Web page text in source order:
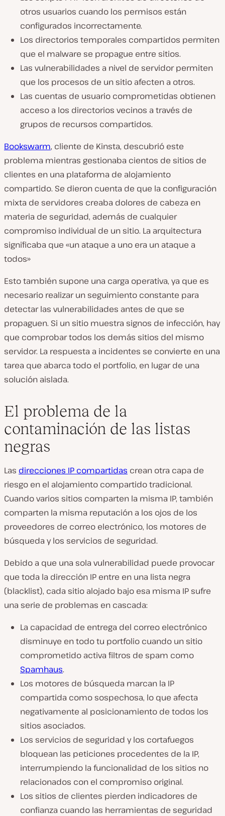
otros usuarios cuando los permisos están
configurados incorrectamente.
Los directorios temporales compartidos permiten
que el malware se propague entre sitios.
Las vulnerabilidades a nivel de servidor permiten
que los procesos de un sitio afecten a otros.
Las cuentas de usuario comprometidas obtienen
acceso a los directorios vecinos a través de
grupos de recursos compartidos.
Bookswarm, cliente de Kinsta, descubrió este
problema mientras gestionaba cientos de sitios de
clientes en una plataforma de alojamiento
compartido. Se dieron cuenta de que la configuración
mixta de servidores creaba dolores de cabeza en
materia de seguridad, además de cualquier
compromiso individual de un sitio. La arquitectura
significaba que «un ataque a uno era un ataque a
todos»
Esto también supone una carga operativa, ya que es
necesario realizar un seguimiento constante para
detectar las vulnerabilidades antes de que se
propaguen. Si un sitio muestra signos de infección, hay
que comprobar todos los demás sitios del mismo
servidor. La respuesta a incidentes se convierte en una
tarea que abarca todo el portfolio, en lugar de una
solución aislada.
El problema de la
contaminación de las listas
negras
Las direcciones IP compartidas crean otra capa de
riesgo en el alojamiento compartido tradicional.
Cuando varios sitios comparten la misma IP, también
comparten la misma reputación a los ojos de los
proveedores de correo electrónico, los motores de
búsqueda y los servicios de seguridad.
Debido a que una sola vulnerabilidad puede provocar
que toda la dirección IP entre en una lista negra
(blacklist), cada sitio alojado bajo esa misma IP sufre
una serie de problemas en cascada:
La capacidad de entrega del correo electrónico
disminuye en todo tu portfolio cuando un sitio
comprometido activa filtros de spam como
Spamhaus.
Los motores de búsqueda marcan la IP
compartida como sospechosa, lo que afecta
negativamente al posicionamiento de todos los
sitios asociados.
Los servicios de seguridad y los cortafuegos
bloquean las peticiones procedentes de la IP,
interrumpiendo la funcionalidad de los sitios no
relacionados con el compromiso original.
Los sitios de clientes pierden indicadores de
confianza cuando las herramientas de seguridad